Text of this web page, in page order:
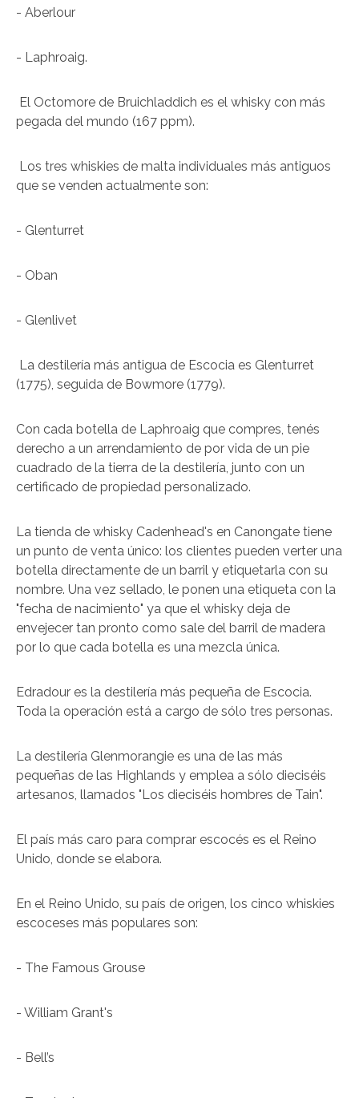
- Aberlour
- Laphroaig.
El Octomore de Bruichladdich es el whisky con más
pegada del mundo (167 ppm).
Los tres whiskies de malta individuales más antiguos
que se venden actualmente son:
- Glenturret
- Oban
- Glenlivet
La destilería más antigua de Escocia es Glenturret
(1775), seguida de Bowmore (1779).
Con cada botella de Laphroaig que compres, tenés
derecho a un arrendamiento de por vida de un pie
cuadrado de la tierra de la destilería, junto con un
certificado de propiedad personalizado.
La tienda de whisky Cadenhead's en Canongate tiene
un punto de venta único: los clientes pueden verter una
botella directamente de un barril y etiquetarla con su
nombre. Una vez sellado, le ponen una etiqueta con la
"fecha de nacimiento" ya que el whisky deja de
envejecer tan pronto como sale del barril de madera
por lo que cada botella es una mezcla única.
Edradour es la destilería más pequeña de Escocia.
Toda la operación está a cargo de sólo tres personas.
La destilería Glenmorangie es una de las más
pequeñas de las Highlands y emplea a sólo dieciséis
artesanos, llamados "Los dieciséis hombres de Tain".
El país más caro para comprar escocés es el Reino
Unido, donde se elabora.
En el Reino Unido, su país de origen, los cinco whiskies
escoceses más populares son:
- The Famous Grouse
- William Grant's
- Bell’s